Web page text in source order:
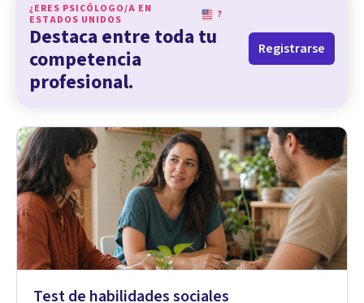
¿ERES PSICÓLOGO/A EN
ESTADOS UNIDOS
?
Destaca entre toda tu
competencia
profesional.
Registrarse
Test de habilidades sociales